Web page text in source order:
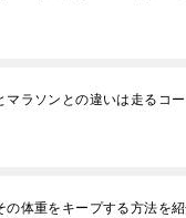
マラソンとの違いは走るコ
の体重をキープする方法を